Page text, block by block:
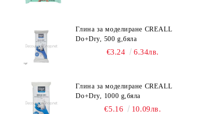
Глина за моделиране CREALL
Do+Dry, 500 g,бяла
€3.24 6.34лв.
Глина за моделиране CREALL
Do+Dry, 1000 g,бяла
€5.16 10.09лв.